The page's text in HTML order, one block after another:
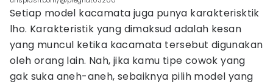
Setiap model kacamata juga punya karakterisktik
lho. Karakteristik yang dimaksud adalah kesan
yang muncul ketika kacamata tersebut digunakan
oleh orang lain. Nah, jika kamu tipe cowok yang
gak suka aneh-aneh, sebaiknya pilih model yang